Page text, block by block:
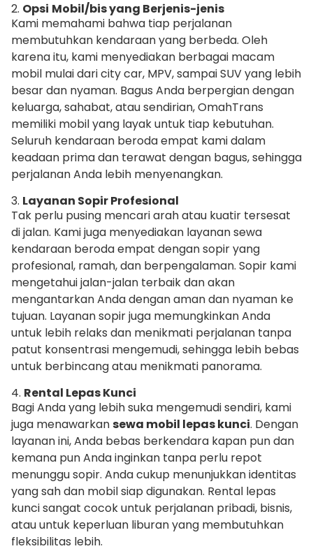
2. Opsi Mobil/bis yang Berjenis-jenis
Kami memahami bahwa tiap perjalanan
membutuhkan kendaraan yang berbeda. Oleh
karena itu, kami menyediakan berbagai macam
mobil mulai dari city car, MPV, sampai SUV yang lebih
besar dan nyaman. Bagus Anda berpergian dengan
keluarga, sahabat, atau sendirian, OmahTrans
memiliki mobil yang layak untuk tiap kebutuhan.
Seluruh kendaraan beroda empat kami dalam
keadaan prima dan terawat dengan bagus, sehingga
perjalanan Anda lebih menyenangkan.
3. Layanan Sopir Profesional
Tak perlu pusing mencari arah atau kuatir tersesat
di jalan. Kami juga menyediakan layanan sewa
kendaraan beroda empat dengan sopir yang
profesional, ramah, dan berpengalaman. Sopir kami
mengetahui jalan-jalan terbaik dan akan
mengantarkan Anda dengan aman dan nyaman ke
tujuan. Layanan sopir juga memungkinkan Anda
untuk lebih relaks dan menikmati perjalanan tanpa
patut konsentrasi mengemudi, sehingga lebih bebas
untuk berbincang atau menikmati panorama.
4. Rental Lepas Kunci
Bagi Anda yang lebih suka mengemudi sendiri, kami
juga menawarkansewa mobil lepas kunci. Dengan
layanan ini, Anda bebas berkendara kapan pun dan
kemana pun Anda inginkan tanpa perlu repot
menunggu sopir. Anda cukup menunjukkan identitas
yang sah dan mobil siap digunakan. Rental lepas
kunci sangat cocok untuk perjalanan pribadi, bisnis,
atau untuk keperluan liburan yang membutuhkan
fleksibilitas lebih.